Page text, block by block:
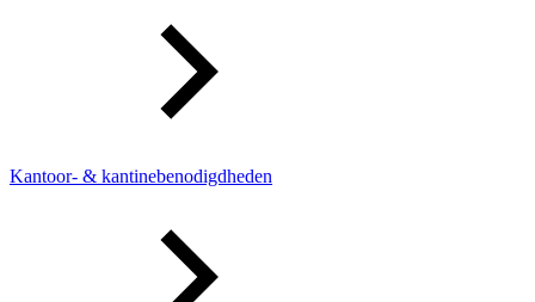
Kantoor- & kantinebenodigdheden